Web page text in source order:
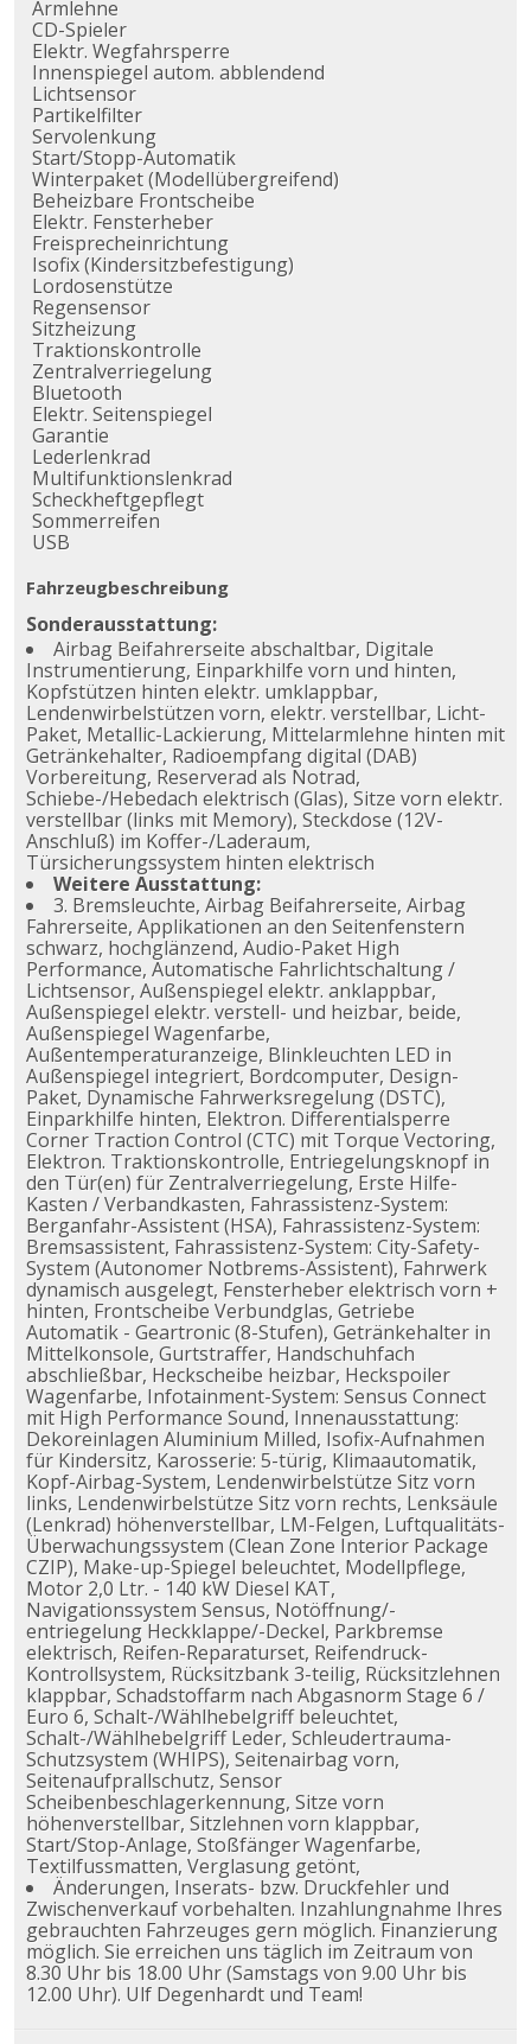
Armlehne
CD-Spieler
Elektr. Wegfahrsperre
Innenspiegel autom. abblendend
Lichtsensor
Partikelfilter
Servolenkung
Start/Stopp-Automatik
Winterpaket (Modellübergreifend)
Beheizbare Frontscheibe
Elektr. Fensterheber
Freisprecheinrichtung
Isofix (Kindersitzbefestigung)
Lordosenstütze
Regensensor
Sitzheizung
Traktionskontrolle
Zentralverriegelung
Bluetooth
Elektr. Seitenspiegel
Garantie
Lederlenkrad
Multifunktionslenkrad
Scheckheftgepflegt
Sommerreifen
USB
Fahrzeugbeschreibung
Sonderausstattung:
Airbag Beifahrerseite abschaltbar, Digitale
Instrumentierung, Einparkhilfe vorn und hinten,
Kopfstützen hinten elektr. umklappbar,
Lendenwirbelstützen vorn, elektr. verstellbar, Licht-
Paket, Metallic-Lackierung, Mittelarmlehne hinten mit
Getränkehalter, Radioempfang digital (DAB)
Vorbereitung, Reserverad als Notrad,
Schiebe-/Hebedach elektrisch (Glas), Sitze vorn elektr.
verstellbar (links mit Memory), Steckdose (12V-
Anschluß) im Koffer-/Laderaum,
Türsicherungssystem hinten elektrisch
Weitere Ausstattung:
3. Bremsleuchte, Airbag Beifahrerseite, Airbag
Fahrerseite, Applikationen an den Seitenfenstern
schwarz, hochglänzend, Audio-Paket High
Performance, Automatische Fahrlichtschaltung /
Lichtsensor, Außenspiegel elektr. anklappbar,
Außenspiegel elektr. verstell- und heizbar, beide,
Außenspiegel Wagenfarbe,
Außentemperaturanzeige, Blinkleuchten LED in
Außenspiegel integriert, Bordcomputer, Design-
Paket, Dynamische Fahrwerksregelung (DSTC),
Einparkhilfe hinten, Elektron. Differentialsperre
Corner Traction Control (CTC) mit Torque Vectoring,
Elektron. Traktionskontrolle, Entriegelungsknopf in
den Tür(en) für Zentralverriegelung, Erste Hilfe-
Kasten / Verbandkasten, Fahrassistenz-System:
Berganfahr-Assistent (HSA), Fahrassistenz-System:
Bremsassistent, Fahrassistenz-System: City-Safety-
System (Autonomer Notbrems-Assistent), Fahrwerk
dynamisch ausgelegt, Fensterheber elektrisch vorn +
hinten, Frontscheibe Verbundglas, Getriebe
Automatik - Geartronic (8-Stufen), Getränkehalter in
Mittelkonsole, Gurtstraffer, Handschuhfach
abschließbar, Heckscheibe heizbar, Heckspoiler
Wagenfarbe, Infotainment-System: Sensus Connect
mit High Performance Sound, Innenausstattung:
Dekoreinlagen Aluminium Milled, Isofix-Aufnahmen
für Kindersitz, Karosserie: 5-türig, Klimaautomatik,
Kopf-Airbag-System, Lendenwirbelstütze Sitz vorn
links, Lendenwirbelstütze Sitz vorn rechts, Lenksäule
(Lenkrad) höhenverstellbar, LM-Felgen, Luftqualitäts-
Überwachungssystem (Clean Zone Interior Package
CZIP), Make-up-Spiegel beleuchtet, Modellpflege,
Motor 2,0 Ltr. - 140 kW Diesel KAT,
Navigationssystem Sensus, Notöffnung/-
entriegelung Heckklappe/-Deckel, Parkbremse
elektrisch, Reifen-Reparaturset, Reifendruck-
Kontrollsystem, Rücksitzbank 3-teilig, Rücksitzlehnen
klappbar, Schadstoffarm nach Abgasnorm Stage 6 /
Euro 6, Schalt-/Wählhebelgriff beleuchtet,
Schalt-/Wählhebelgriff Leder, Schleudertrauma-
Schutzsystem (WHIPS), Seitenairbag vorn,
Seitenaufprallschutz, Sensor
Scheibenbeschlagerkennung, Sitze vorn
höhenverstellbar, Sitzlehnen vorn klappbar,
Start/Stop-Anlage, Stoßfänger Wagenfarbe,
Textilfussmatten, Verglasung getönt,
Änderungen, Inserats- bzw. Druckfehler und
Zwischenverkauf vorbehalten. Inzahlungnahme Ihres
gebrauchten Fahrzeuges gern möglich. Finanzierung
möglich. Sie erreichen uns täglich im Zeitraum von
8.30 Uhr bis 18.00 Uhr (Samstags von 9.00 Uhr bis
12.00 Uhr). Ulf Degenhardt und Team!